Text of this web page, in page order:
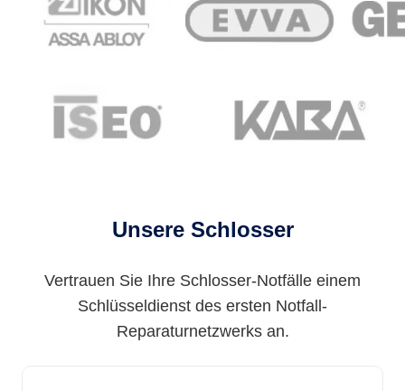
Unsere Schlosser
Vertrauen Sie Ihre Schlosser-Notfälle einem
Schlüsseldienst des ersten Notfall-
Reparaturnetzwerks an.